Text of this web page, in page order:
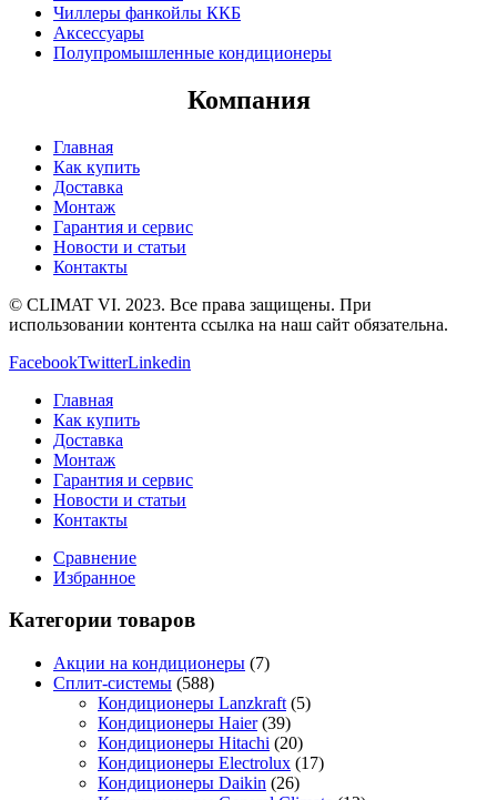
Чиллеры фанкойлы ККБ
Аксессуары
Полупромышленные кондиционеры
Компания
Главная
Как купить
Доставка
Монтаж
Гарантия и сервис
Новости и статьи
Контакты
© CLIMAT VI. 2023. Все права защищены. При
использовании контента ссылка на наш сайт обязательна.
FacebookTwitterLinkedin
Главная
Как купить
Доставка
Монтаж
Гарантия и сервис
Новости и статьи
Контакты
Сравнение
Избранное
Категории товаров
Акции на кондиционеры (7)
Сплит-системы (588)
Кондиционеры Lanzkraft (5)
Кондиционеры Haier (39)
Кондиционеры Hitachi (20)
Кондиционеры Electrolux (17)
Кондиционеры Daikin (26)